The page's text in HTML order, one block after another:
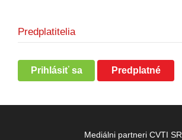
Predplatitelia
Prihlásiť sa Predplatné
Mediálni partneri CVTI SR